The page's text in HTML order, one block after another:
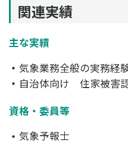
関連実績
主な実績
気象業務全般の実務経
自治体向け 住家被害
資格・委員等
気象予報士